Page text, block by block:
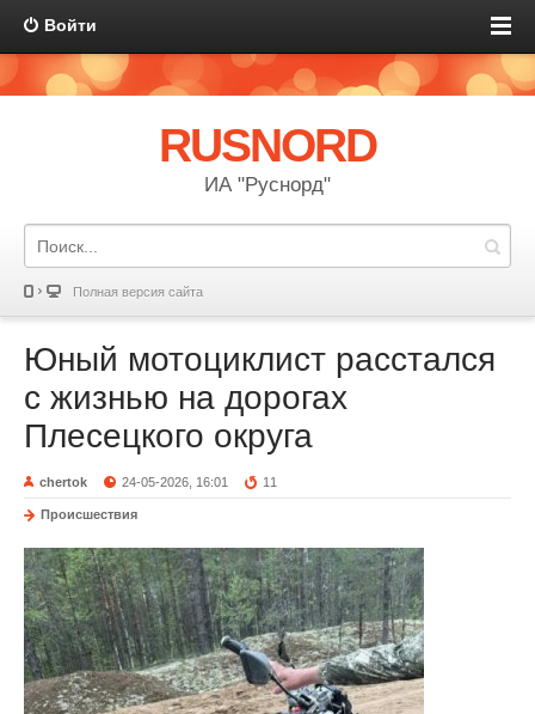
Войти
RUSNORD
ИА "Руснорд"
Полная версия сайта
Юный мотоциклист расстался
с жизнью на дорогах
Плесецкого округа
chertok 24-05-2026, 16:01 11
Происшествия